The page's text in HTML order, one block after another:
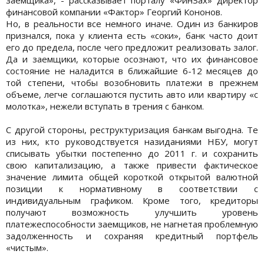
финансовой компании «Фактор» Георгий Кононов.
Но, в реальности все немного иначе. Один из банкиров
признался, пока у клиента есть «соки», банк часто доит
его до предела, после чего предложит реализовать залог.
Да и заемщики, которые осознают, что их финансовое
состояние не наладится в ближайшие 6-12 месяцев до
той степени, чтобы возобновить платежи в прежнем
объеме, легче соглашаются пустить авто или квартиру «с
молотка», нежели вступать в трения с банком.
С другой стороны, реструктуризация банкам выгодна. Те
из них, кто руководствуется назиданиями НБУ, могут
списывать убытки постепенно до 2011 г. и сохранить
свою капитализацию, а также привести фактическое
значение лимита общей короткой открытой валютной
позиции к нормативному в соответствии с
индивидуальным графиком. Кроме того, кредиторы
получают возможность улучшить уровень
платежеспособности заемщиков, не нагнетая проблемную
задолженность и сохраняя кредитный портфель
«чистым».